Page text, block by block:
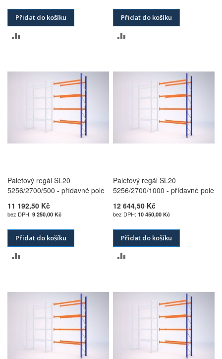
Přidat do košíku
POROVNÁNÍ
Přidat do košíku
POROVNÁNÍ
Paletový regál SL20
5256/2700/500 - přídavné pole
11 192,50 Kč
9 250,00 Kč
Přidat do košíku
POROVNÁNÍ
Paletový regál SL20
5256/2700/1000 - přídavné pole
12 644,50 Kč
10 450,00 Kč
Přidat do košíku
POROVNÁNÍ